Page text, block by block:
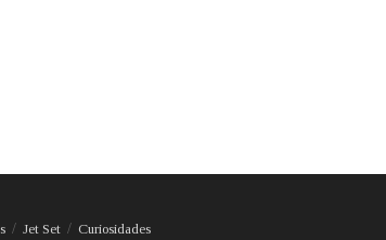
Jet Set Curiosidades